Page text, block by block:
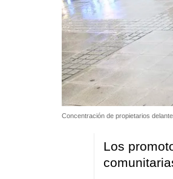
Concentración de propietarios
Los